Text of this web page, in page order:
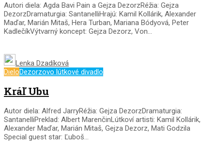
Autori diela: Agda Bavi Pain a Gejza DezorzRéžia: Gejza
DezorzDramaturgia: SantanelliHrajú: Kamil Kollárik, Alexander
Maďar, Marián Mitaš, Hera Turban, Mariana Bódyová, Peter
KadlečíkVýtvarný koncept: Gejza Dezorz, Von...
Lenka Dzadíková
DieloDezorzovo lútkové divadlo
Kráľ Ubu
Autor diela: Alfred JarryRéžia: Gejza DezorzDramaturgia:
SantanelliPreklad: Albert MarenčinLútkoví artisti: Kamil Kollárik,
Alexander Maďar, Marián Mitaš, Gejza Dezorz, Mati Godzila
Special guest star: Ľuboš...